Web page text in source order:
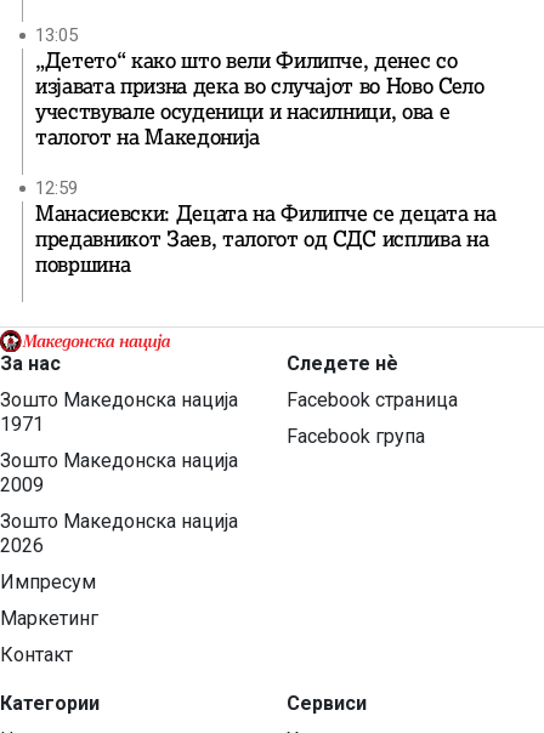
13:05
„Детето“ како што вели Филипче, денес со
изјавата призна дека во случајот во Ново Село
учествувале осуденици и насилници, ова е
талогот на Македонија
12:59
Манасиевски: Децата на Филипче се децата на
предавникот Заев, талогот од СДС исплива на
површина
За нас
Зошто Македонска нација
1971
Зошто Македонска нација
2009
Зошто Македонска нација
2026
Импресум
Маркетинг
Контакт
Категории
Следете нѐ
Facebook страница
Facebook група
Сервиси